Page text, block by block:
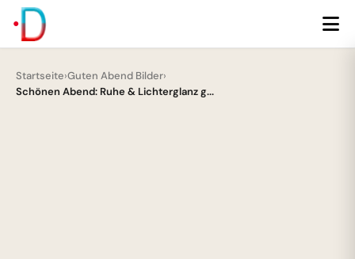
Startseite›Guten Abend Bilder›
Schönen Abend: Ruhe & Lichterglanz g...